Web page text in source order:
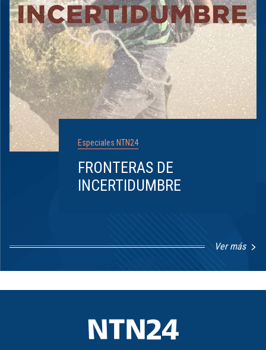
Especiales NTN24
FRONTERAS DE
INCERTIDUMBRE
Ver más
1
8